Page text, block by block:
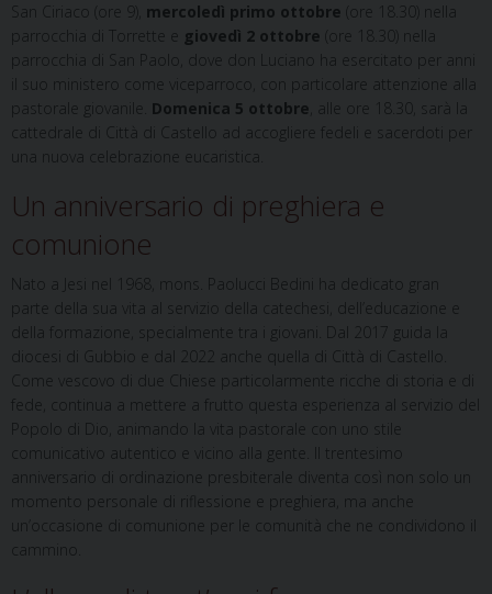
San Ciriaco (ore 9), mercoledì primo ottobre (ore 18.30) nella
parrocchia di Torrette e
giovedì 2 ottobre (ore 18.30) nella
parrocchia di San Paolo, dove don Luciano ha esercitato per anni
il suo ministero come viceparroco, con particolare attenzione alla
pastorale giovanile. Domenica 5 ottobre , alle ore 18.30, sarà la
cattedrale di Città di Castello ad accogliere fedeli e sacerdoti per
una nuova celebrazione eucaristica.
Un anniversario di preghiera e
comunione
Nato a Jesi nel 1968, mons. Paolucci Bedini ha dedicato gran
parte della sua vita al servizio della catechesi, dell’educazione e
della formazione, specialmente tra i giovani. Dal 2017 guida la
diocesi di Gubbio e dal 2022 anche quella di Città di Castello.
Come vescovo di due Chiese particolarmente ricche di storia e di
fede, continua a mettere a frutto questa esperienza al servizio del
Popolo di Dio, animando la vita pastorale con uno stile
comunicativo autentico e vicino alla gente. Il trentesimo
anniversario di ordinazione presbiterale diventa così non solo un
momento personale di riflessione e preghiera, ma anche
un’occasione di comunione per le comunità che ne condividono il
cammino.